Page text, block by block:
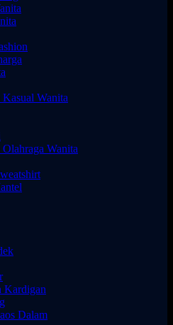
Kasual Wanita
Olahraga Wanita
Kardigan
Dalam